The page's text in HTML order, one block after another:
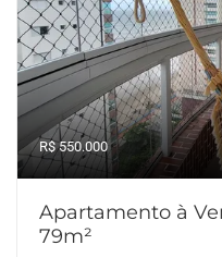
R$ 550.000
Apartamento à
79m²